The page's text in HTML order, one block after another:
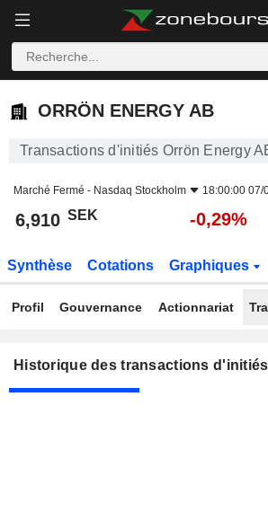
ORRÖN ENERGY AB
ORRÖN ENERGY AB
Transactions d'initiés Orrön Energy
Marché Fermé - Nasdaq Stockholm 18:00:00 07/
6,910 SEK -0,29%
Synthèse Cotations Graphiques
Profil Gouvernance Actionnariat
Historique des transactions d'initiés